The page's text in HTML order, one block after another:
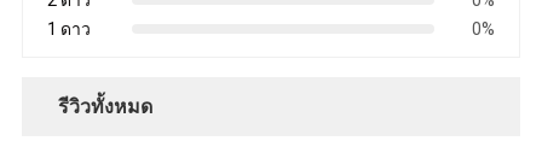
1 ดาว
0%
รีวิวทั้งหมด